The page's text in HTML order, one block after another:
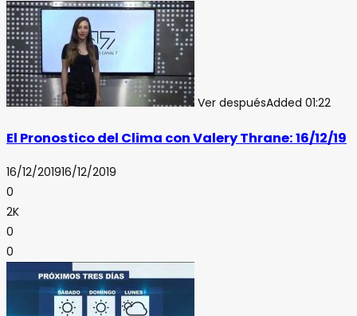
Ver despuésAdded 01:22
El Pronostico del Clima con Valery Thrane: 16/12/19
16/12/201916/12/2019
0
2K
0
0